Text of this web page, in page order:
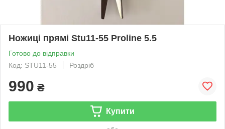
Ножиці прямі Stu11-55 Proline 5.5
Готово до відправки
Код: STU11-55
Роздріб
990 ₴
Купити